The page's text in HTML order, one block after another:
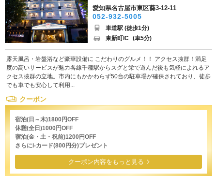
愛知県名古屋市東区葵3-12-11
052-932-5005
車道駅 (徒歩1分)
東新町IC (車5分)
露天風呂・岩盤浴など豪華設備に こだわりのグルメ！！ アクセス抜群！満足
度の高いサービスが魅力各線千種駅からスグと栄で遊んだ後も気軽によれるア
クセス抜群の立地。市内にもかかわらず50台の駐車場が確保されており、徒歩
でも車でも安心して利用...
クーポン
宿泊(日～木)1800円OFF
休憩(全日)1000円OFF
宿泊(金・土・祝前)1200円OFF
さらにi-カード(800円分)プレゼント
クーポン内容をもっと見る